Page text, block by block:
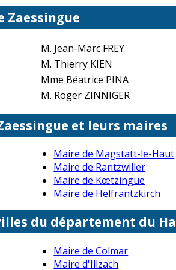
Zaessingue
M. Jean-Marc FREY
M. Thierry KIEN
Mme Béatrice PINA
M. Roger ZINNIGER
et leurs maires
Maire de Magstatt-le-Haut
Maire de Rantzwiller
Maire de Kœtzingue
Maire de Helfrantzkirch
du département du
Maire de Colmar
Maire d'Illzach